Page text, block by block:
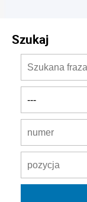
Szukaj